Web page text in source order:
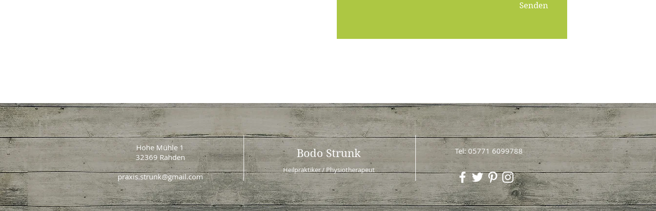
Senden
Heilpraktiker / Physiotherapeut
Hohe Mühle 1
32369 Rahden
praxis.strunk@gmail.com
Tel: 05771 6099788
Bodo Strunk